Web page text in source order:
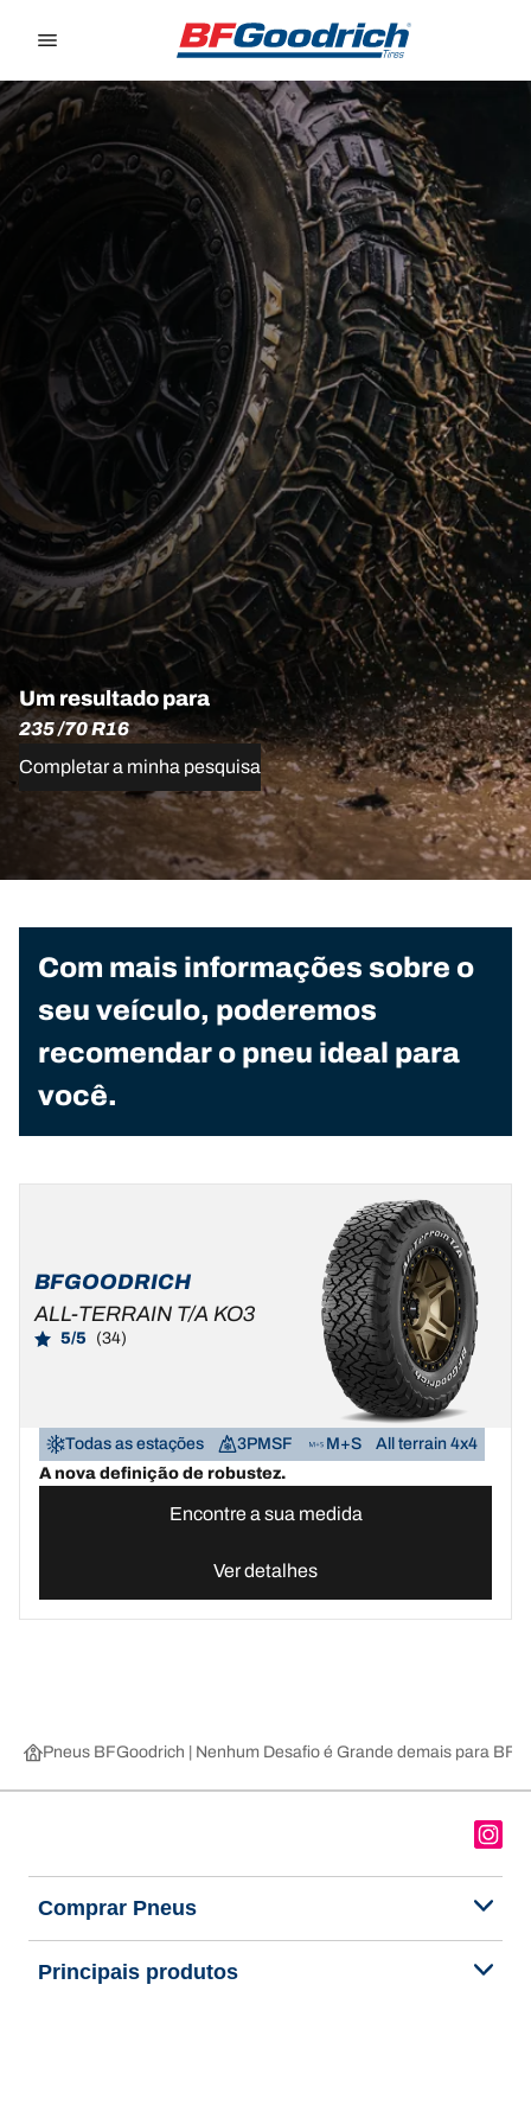
Um resultado para
235 /70 R16
Completar a minha pesquisa
Com mais informações sobre o
seu veículo, poderemos
recomendar o pneu ideal para
você.
BFGOODRICH
ALL-TERRAIN T/A KO3
5/5 (34)
Todas as estações 3PMSF M+S
All terrain 4x4
A nova definição de robustez.
Encontre a sua medida
Ver detalhes
Pneus BFGoodrich | Nenhum Desafio é Grande demais para
Comprar Pneus
Principais produtos